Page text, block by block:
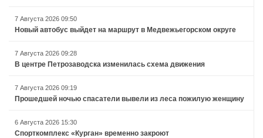
7 Августа 2026 09:50
Новый автобус выйдет на маршрут в Медвежьегорском округе
7 Августа 2026 09:28
В центре Петрозаводска изменилась схема движения
7 Августа 2026 09:19
Прошедшей ночью спасатели вывели из леса пожилую женщину
6 Августа 2026 15:30
Спорткомплекс «Курган» временно закроют